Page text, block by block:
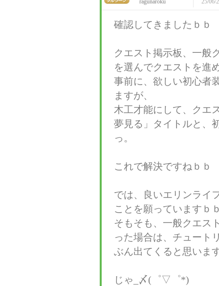
ragunaroku 25/06/
確認してきましたｂｂ
クエスト掲示板、一般
を選んでクエストを進
事前に、欲しい初心者
ますが、
木工才能にして、クエ
夢見る」タイトルと、
っ。
これで解決ですねｂｂ
では、良いエリンライ
ことを願っていますｂ
そもそも、一般クエス
った場合は、チュート
ぶん出てくると思いま
じゃ_〆(゜▽゜*)